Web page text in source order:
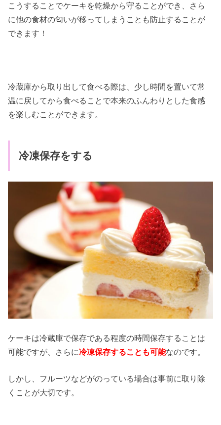
こうすることでケーキを乾燥から守ることができ、さら
に他の食材の匂いが移ってしまうことも防止することが
できます！
冷蔵庫から取り出して食べる際は、少し時間を置いて常
温に戻してから食べることで本来のふんわりとした食感
を楽しむことができます。
冷凍保存をする
ケーキは冷蔵庫で保存である程度の時間保存することは
可能ですが、さらに冷凍保存することも可能なのです。
しかし、フルーツなどがのっている場合は事前に取り除
くことが大切です。